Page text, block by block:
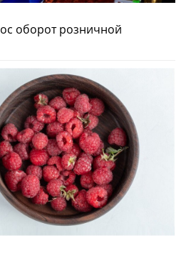
оборот розничной